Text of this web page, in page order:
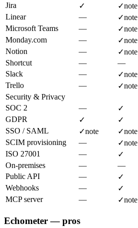
Jira
✓ ✓note
Linear
— ✓note
Microsoft Teams
— ✓note
Monday.com
— ✓note
Notion
— ✓note
Shortcut
—
—
Slack
— ✓note
Trello
— ✓note
Security & Privacy
SOC 2
—
✓
GDPR
✓
✓
SSO / SAML
✓note ✓note
SCIM provisioning
— ✓note
ISO 27001
—
✓
On-premises
—
—
Public API
—
✓
Webhooks
—
✓
MCP server
— ✓note
Echometer — pros